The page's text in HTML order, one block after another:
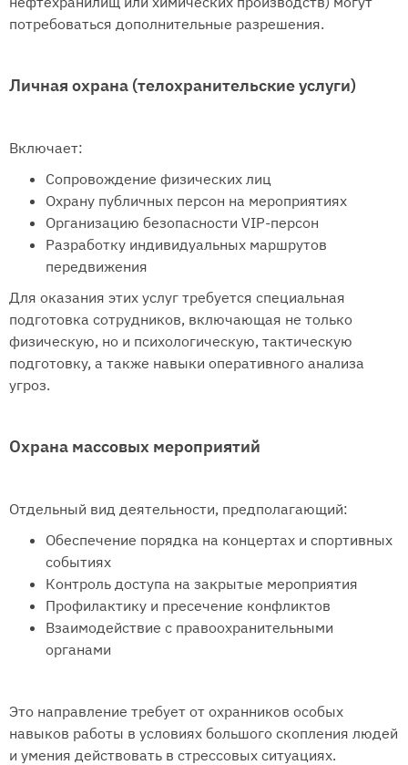
потребоваться дополнительные разрешения.
Личная охрана (телохранительские услуги)
Включает:
Сопровождение физических лиц
Охрану публичных персон на мероприятиях
Организацию безопасности VIP-персон
Разработку индивидуальных маршрутов
передвижения
Для оказания этих услуг требуется специальная
подготовка сотрудников, включающая не только
физическую, но и психологическую, тактическую
подготовку, а также навыки оперативного анализа
угроз.
Охрана массовых мероприятий
Отдельный вид деятельности, предполагающий:
Обеспечение порядка на концертах и спортивных
событиях
Контроль доступа на закрытые мероприятия
Профилактику и пресечение конфликтов
Взаимодействие с правоохранительными
органами
Это направление требует от охранников особых
навыков работы в условиях большого скопления людей
и умения действовать в стрессовых ситуациях.